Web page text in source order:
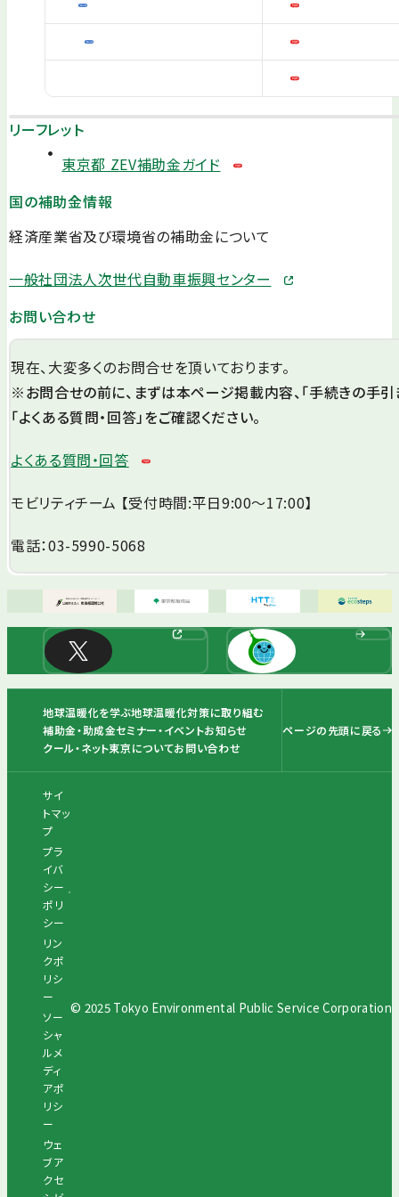
リーフレット
東京都 ZEV補助金ガイド
国の補助金情報
経済産業省及び環境省の補助金について
一般社団法人次世代自動車振興センター
お問い合わせ
現在、大変多くのお問合せを頂いております。
※お問合せの前に、まずは本ページ掲載内容、「手続きの手引
「よくある質問・回答」をご確認ください。
よくある質問・回答
モビリティチーム 【受付時間:平日9:00～17:00】
電話：03-5990-5068
地球温暖化を学ぶ地球温暖化対策に取り組む
補助金・助成金セミナー・イベントお知らせ
クール・ネット東京についてお問い合わせ
ページの先頭に戻る
サイ
トマッ
プ
プラ
イバ
シー
ポリ
シー
リン
クポ
リシ
ー
ソー
シャ
ルメ
ディ
アポ
リシ
ー
ウェ
ブア
クセ
© 2025 Tokyo Environmental Public Service Corporation